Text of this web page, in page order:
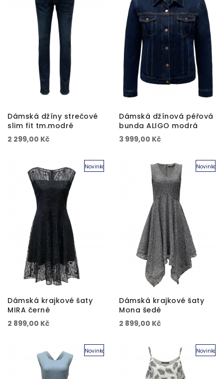
Dámská džíny strečové
slim fit tm.modré
2 299,00 Kč
Dámská džínová péřová
bunda ALIGO modrá
3 999,00 Kč
Novinka
Dámská krajkové šaty
MIRA černé
2 899,00 Kč
Novinka
Dámská krajkové šaty
Mona šedé
2 899,00 Kč
Novinka Novinka